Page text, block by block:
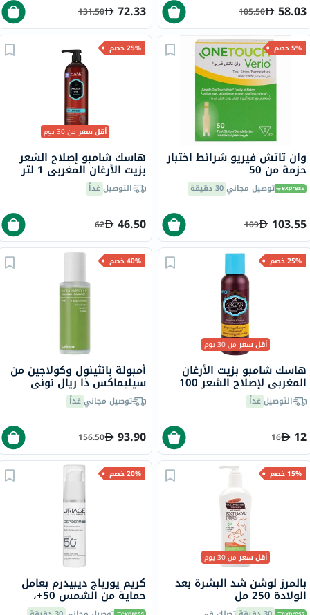
58.03
105.50
72.33
131.50
5% خصم
وان تاتش فيريو شرائط اختبار
حزمة من 50
توصيل مجاني30 دقيقة
103.55
109
25% خصم
أقل سعرمن 30 يوم
هاسك شامبو إصلاح الشعر
بزيت الأرغان المغربي 1 لتر
التوصيلغداً
46.50
62
25% خصم
أقل سعرمن 30 يوم
هاسك شامبو بزيت الأرغان
المغربي لإصلاح الشعر 100
ملالتوصيلغداً
12
16
40% خصم
أمبولة بانثينول وكولاجين من
سيليماكس ذا ريال نوني
إنيرجي 50 مل
توصيل مجانيغداً
93.90
156.50
15% خصم
أقل سعرمن 30 يوم
بالمرز لوشن شد البشرة بعد
الولادة 250 مل
20% خصم
كريم يورياج ديبيدرم بعامل
حماية من الشمس 50+،
لمكافحة البقع الداكنة - 30